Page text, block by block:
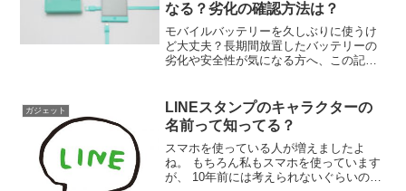
なる？劣化の確認方法は？
モバイルバッテリーを久しぶりに使うけ
ど大丈夫？長期間放置したバッテリーの
劣化や安全性が気になる方へ、この記事
で、安心してモバイルバッテリーを活用
できるようになります。安全に使用する
ためのポイントを押さえ、トラブルを未
然に防ぎましょう。
ガジェット
LINEスタンプのキャラクターの
名前って知ってる？
スマホを使っている人が増えましたよ
ね。 もちろん私もスマホを使っています
が、 10年前には考えられないぐらいの普